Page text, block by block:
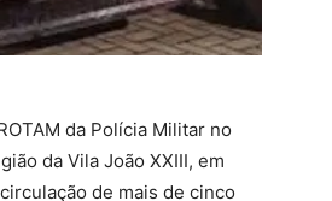
da Polícia Militar no
da Vila João XXIII, em
de mais de cinco